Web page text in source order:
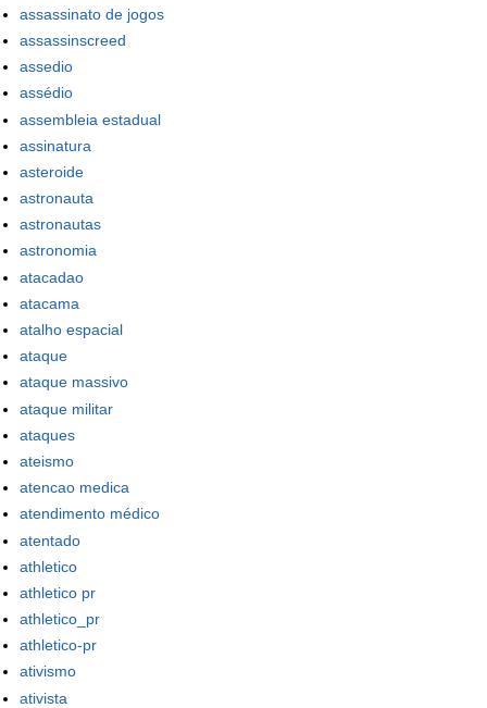
assassinato de jogos
assassinscreed
assedio
assédio
assembleia estadual
assinatura
asteroide
astronauta
astronautas
astronomia
atacadao
atacama
atalho espacial
ataque
ataque massivo
ataque militar
ataques
ateismo
atencao medica
atendimento médico
atentado
athletico
athletico pr
athletico_pr
athletico-pr
ativismo
ativista